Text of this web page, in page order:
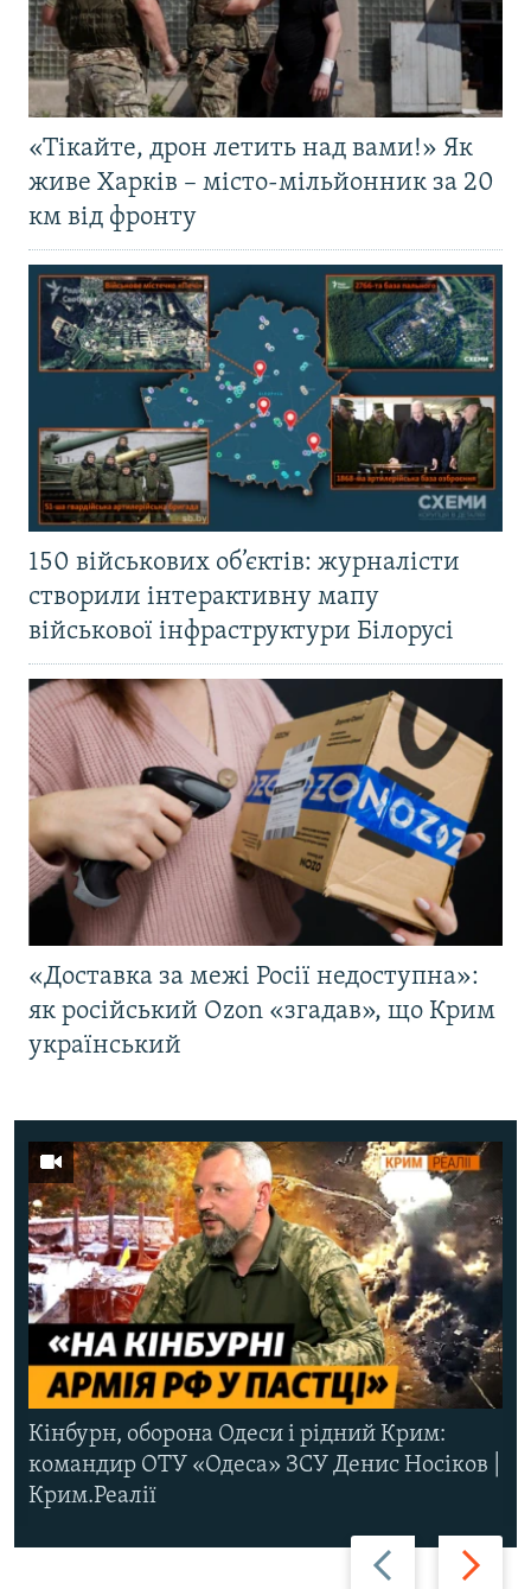
«Тікайте, дрон летить над вами!» Як
живе Харків – місто-мільйонник за 20
км від фронту
150 військових об’єктів: журналісти
створили інтерактивну мапу
військової інфраструктури Білорусі
«Доставка за межі Росії недоступна»:
як російський Ozon «згадав», що Крим
український
Назад Вперед
Кінбурн, оборона Одеси і рідний Крим:
командир ОТУ «Одеса» ЗСУ Денис Носіков |
Крим.Реалії